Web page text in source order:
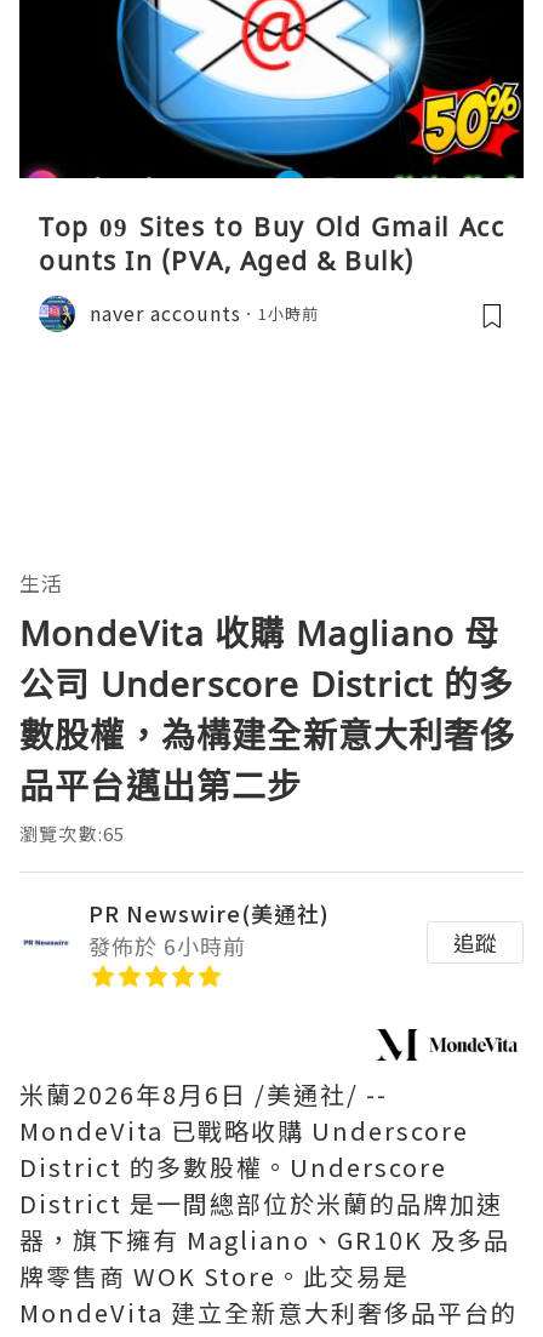
Top 09 Sites to Buy Old Gmail Acc
ounts In (PVA, Aged & Bulk)
naver accounts 1小時前
生活
MondeVita 收購 Magliano 母
公司 Underscore District 的多
數股權，為構建全新意大利奢侈
品平台邁出第二步
瀏覽次數:65
PR Newswire(美通社)
發佈於 6小時前
追蹤
米蘭2026年8月6日 /美通社/ --
MondeVita 已戰略收購 Underscore
District 的多數股權。Underscore
District 是一間總部位於米蘭的品牌加速
器，旗下擁有 Magliano、GR10K 及多品
牌零售商 WOK Store。此交易是
MondeVita 建立全新意大利奢侈品平台的